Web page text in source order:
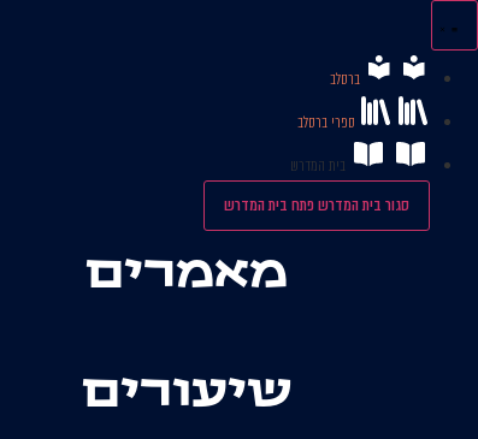
לתוכן
ברסלב
ספרי ברסלב
בית המדרש
סגור בית המדרשפתח בית המדרש
מאמרים
שיעורים